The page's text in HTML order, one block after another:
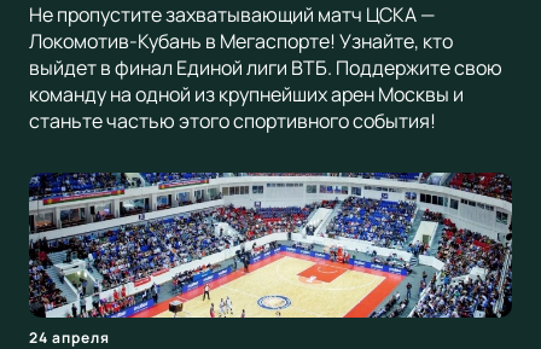
Не пропустите захватывающий матч ЦСКА —
Локомотив-Кубань в Мегаспорте! Узнайте, кто
выйдет в финал Единой лиги ВТБ. Поддержите свою
команду на одной из крупнейших арен Москвы и
станьте частью этого спортивного события!
24 апреля